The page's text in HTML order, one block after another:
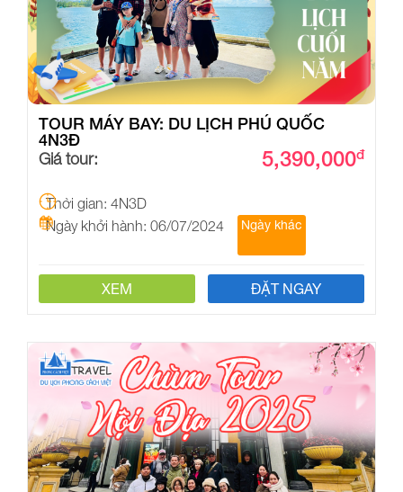
TOUR MÁY BAY: DU LỊCH PHÚ QUỐC
4N3Đ
Giá tour: 5,390,000đ
Thời gian: 4N3D
Ngày khởi hành: 06/07/2024
Ngày khác
XEM ĐẶT NGAY